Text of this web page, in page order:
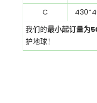
C
我们的最小起订量为
护地球！